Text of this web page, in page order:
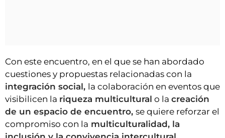
Con este encuentro, en el que se han abordado
cuestiones y propuestas relacionadas con la
integración social, la colaboración en eventos que
visibilicen la riqueza multicultural o la creación
de un espacio de encuentro, se quiere reforzar el
compromiso con la multiculturalidad, la